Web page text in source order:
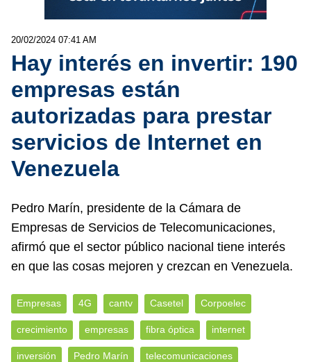
20/02/2024 07:41 AM
Hay interés en invertir: 190
empresas están
autorizadas para prestar
servicios de Internet en
Venezuela
Pedro Marín, presidente de la Cámara de
Empresas de Servicios de Telecomunicaciones,
afirmó que el sector público nacional tiene interés
en que las cosas mejoren y crezcan en Venezuela.
Empresas 4G cantv Casetel Corpoelec
crecimiento empresas fibra óptica internet
inversión Pedro Marín telecomunicaciones